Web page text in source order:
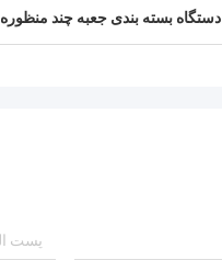
دستگاه بسته بندی جعبه چند منظوره ZH-50 اتوماتیک